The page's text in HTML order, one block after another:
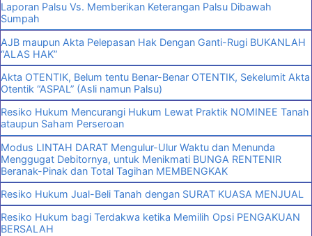
Laporan Palsu Vs. Memberikan Keterangan Palsu Dibawah
Sumpah
AJB maupun Akta Pelepasan Hak Dengan Ganti-Rugi BUKANLAH
“ALAS HAK”
Akta OTENTIK, Belum tentu Benar-Benar OTENTIK, Sekelumit Akta
Otentik “ASPAL” (Asli namun Palsu)
Resiko Hukum Mencurangi Hukum Lewat Praktik NOMINEE Tanah
ataupun Saham Perseroan
Modus LINTAH DARAT Mengulur-Ulur Waktu dan Menunda
Menggugat Debitornya, untuk Menikmati BUNGA RENTENIR
Beranak-Pinak dan Total Tagihan MEMBENGKAK
Resiko Hukum Jual-Beli Tanah dengan SURAT KUASA MENJUAL
Resiko Hukum bagi Terdakwa ketika Memilih Opsi PENGAKUAN
BERSALAH